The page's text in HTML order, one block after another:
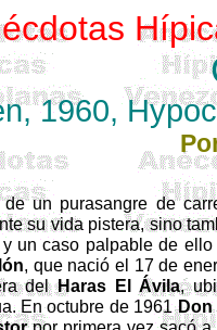
1960,
de un purasangre de
su vida pistera, sino
y un caso palpable de
, que nació el 17 de
delHaras El Ávila,
En octubre de 1961Don